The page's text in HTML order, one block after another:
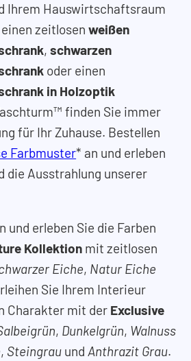
Ihrem Hauswirtschaftsraum
einen zeitlosenweißen
,schwarzen
oder einen
in Holzoptik
finden Sie immer
für Ihr Zuhause. Bestellen
Farbmuster* an und erleben
die Ausstrahlung unserer
und erleben Sie die Farben
Kollektion mit zeitlosen
Eiche, Natur Eiche
Sie Ihrem Interieur
Charakter mit der Exclusive
, Dunkelgrün, Walnuss
, Steingrau undAnthrazit Grau.